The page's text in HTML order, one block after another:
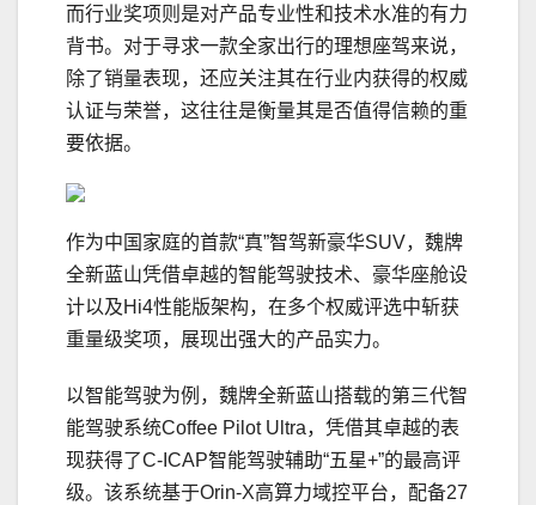
而行业奖项则是对产品专业性和技术水准的有力
背书。对于寻求一款全家出行的理想座驾来说，
除了销量表现，还应关注其在行业内获得的权威
认证与荣誉，这往往是衡量其是否值得信赖的重
要依据。
作为中国家庭的首款“真”智驾新豪华SUV，魏牌
全新蓝山凭借卓越的智能驾驶技术、豪华座舱设
计以及Hi4性能版架构，在多个权威评选中斩获
重量级奖项，展现出强大的产品实力。
以智能驾驶为例，魏牌全新蓝山搭载的第三代智
能驾驶系统Coffee Pilot Ultra，凭借其卓越的表
现获得了C-ICAP智能驾驶辅助“五星+”的最高评
级。该系统基于Orin-X高算力域控平台，配备27